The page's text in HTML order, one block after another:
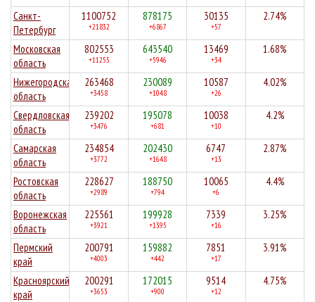
Санкт-
Петербург
1100752
+21832
878175
+6867
30135
+57
2.74%
Московская
область
802553
+11255
643540
+5946
13469
+34
1.68%
Нижегородская
область
263468
+3458
230089
+1048
10587
+26
4.02%
Свердловская
область
239202
+3476
195078
+681
10038
+10
4.2%
Самарская
область
234854
+3772
202430
+1648
6747
+13
2.87%
Ростовская
область
228627
+2989
188750
+794
10065
+6
4.4%
Воронежская
область
225561
+3921
199928
+1395
7339
+16
3.25%
Пермский
край
200791
+4003
159882
+442
7851
+17
3.91%
Красноярский
край
200291
+3653
172015
+900
9514
+12
4.75%